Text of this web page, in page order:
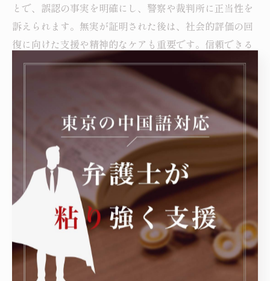
とで、誤認の事実を明確にし、警察や裁判所に正当性を
訴えられます。無実が証明された後は、社会的評価の回
復に向けた支援や精神的なケアも重要です。信頼できる
弁護士のサポートを得ることで、誤解によるストーカー
疑惑からの早期解決とその後の安心した生活の再構築が
可能になります。問題に直面した際は、専門家への相談
を躊躇せず、冷静かつ迅速な対応を心がけましょう。
ストーカー誤認の苦しみから立ち直るために知
っておくべきこと
ストーカー行為の誤認は、本人にとって大きな精神的苦
痛を伴います。何も悪くないにも関わらず、誤解からス
トーカー扱いされると、社会的信用の失墜や警察からの
不利益な対応を受けることがあります。こうした状況で